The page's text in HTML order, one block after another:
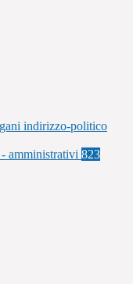
indirizzo-politico
amministrativi 823